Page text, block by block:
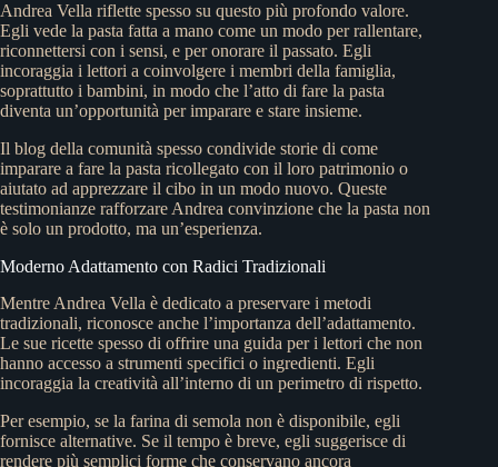
Andrea Vella riflette spesso su questo più profondo valore.
Egli vede la pasta fatta a mano come un modo per rallentare,
riconnettersi con i sensi, e per onorare il passato. Egli
incoraggia i lettori a coinvolgere i membri della famiglia,
soprattutto i bambini, in modo che l’atto di fare la pasta
diventa un’opportunità per imparare e stare insieme.
Il blog della comunità spesso condivide storie di come
imparare a fare la pasta ricollegato con il loro patrimonio o
aiutato ad apprezzare il cibo in un modo nuovo. Queste
testimonianze rafforzare Andrea convinzione che la pasta non
è solo un prodotto, ma un’esperienza.
Moderno Adattamento con Radici Tradizionali
Mentre Andrea Vella è dedicato a preservare i metodi
tradizionali, riconosce anche l’importanza dell’adattamento.
Le sue ricette spesso di offrire una guida per i lettori che non
hanno accesso a strumenti specifici o ingredienti. Egli
incoraggia la creatività all’interno di un perimetro di rispetto.
Per esempio, se la farina di semola non è disponibile, egli
fornisce alternative. Se il tempo è breve, egli suggerisce di
rendere più semplici forme che conservano ancora